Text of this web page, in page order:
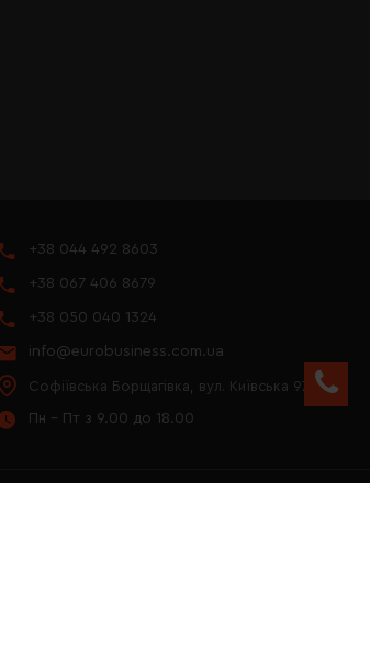
+38 044 492 8603
+38 067 406 8679
+38 050 040 1324
info@eurobusiness.com.ua
Софіївська Борщагівка, вул. Київська 97
Пн - Пт з 9.00 до 18.00